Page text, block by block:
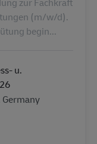
(m/w/d).
begin...
u.